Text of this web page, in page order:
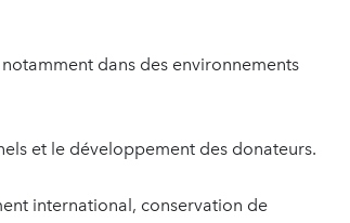
dans des environnements
et le développement des donateurs.
international, conservation de